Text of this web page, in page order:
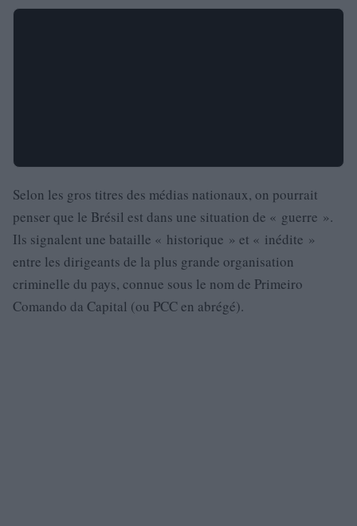
Selon les gros titres des médias nationaux, on pourrait
penser que le Brésil est dans une situation de « guerre ».
Ils signalent une bataille « historique » et « inédite »
entre les dirigeants de la plus grande organisation
criminelle du pays, connue sous le nom de Primeiro
Comando da Capital (ou PCC en abrégé).